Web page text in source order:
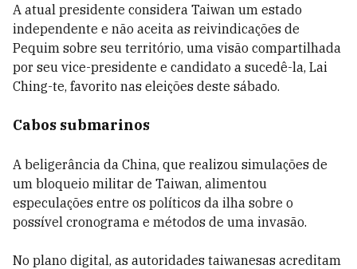
A atual presidente considera Taiwan um estado
independente e não aceita as reivindicações de
Pequim sobre seu território, uma visão compartilhada
por seu vice-presidente e candidato a sucedê-la, Lai
Ching-te, favorito nas eleições deste sábado.
Cabos submarinos
A beligerância da China, que realizou simulações de
um bloqueio militar de Taiwan, alimentou
especulações entre os políticos da ilha sobre o
possível cronograma e métodos de uma invasão.
No plano digital, as autoridades taiwanesas acreditam